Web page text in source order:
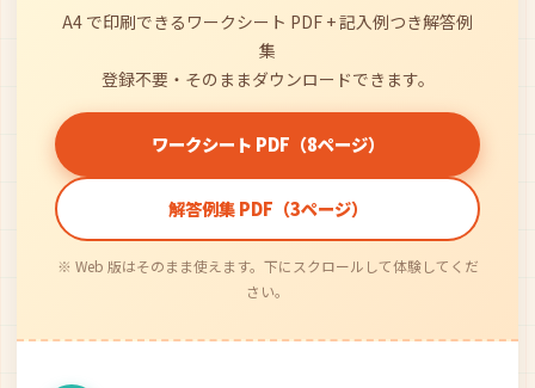
A4 で印刷できるワークシート PDF + 記入例つき解答例
集
登録不要・そのままダウンロードできます。
ワークシート PDF（8ページ）
解答例集 PDF（3ページ）
※ Web 版はそのまま使えます。下にスクロールして体験してくだ
さい。